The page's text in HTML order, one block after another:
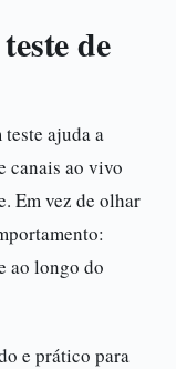
de
ajuda a
canais ao vivo
Em vez de olhar
ao longo do
e prático para